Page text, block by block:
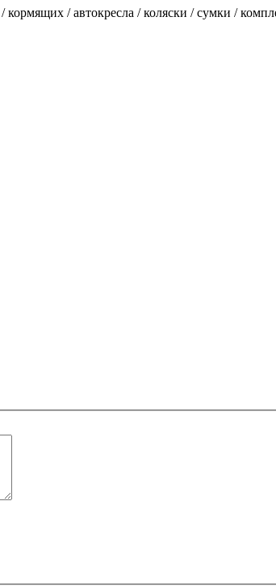
/ автокресла / коляски / сумки /